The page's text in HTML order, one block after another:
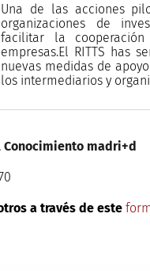
Una de las acciones
organizaciones de
facilitar la
empresas.El RITTS has
nuevas medidas de
los intermediarios y
Conocimiento madri+d
a través de este